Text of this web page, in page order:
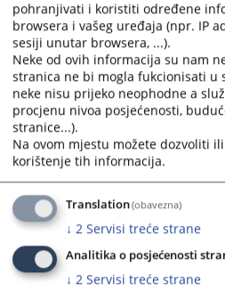
Prateći dokumenti
Plan integriteta OSLivno za
683
pohranjivati i koristiti određene
browsera i vašeg uređaja (npr. IP
sesiji unutar browsera, ...).
Neke od ovih informacija su nam
stranica ne bi mogla fukcionisati u
neke nisu prijeko neophodne a
procjenu nivoa posjećenosti,
stranice...).
Na ovom mjestu možete dozvoliti
korištenje tih informacija.
Translation(obavezna)
↓ 2 Servisi treće strane
Analitika o posjećenosti
↓ 2 Servisi treće strane